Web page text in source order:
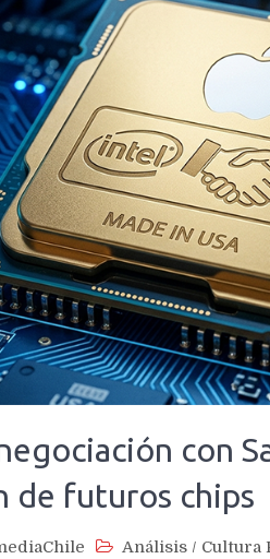
con
de futuros chips
Análisis / Cultura